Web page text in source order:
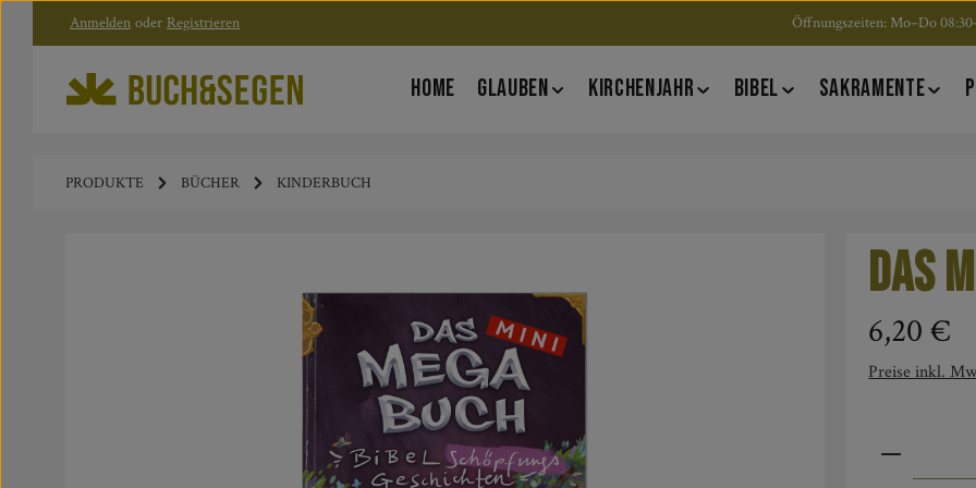
Zum Hauptinhalt springen
Zur Hauptnavigation springen
Anmelden oder Registrieren Öffnungszeiten: Mo–Do
HOME GLAUBEN KIRCHENJAHR BIBEL SAKRAMENTE
PRODUKTE BÜCHER KINDERBUCH
Das
Regulärer
6,20 €
Preise inkl.
Produkt